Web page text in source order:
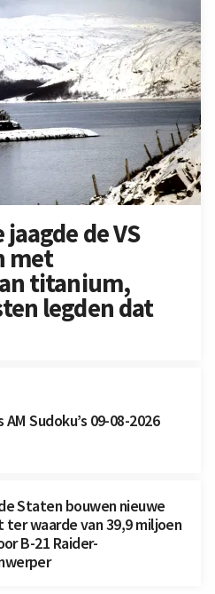
de VS
met
titanium,
legden dat
AM Sudoku’s 09-08-2026
Staten bouwen nieuwe
waarde van 39,9 miljoen
B-21 Raider-